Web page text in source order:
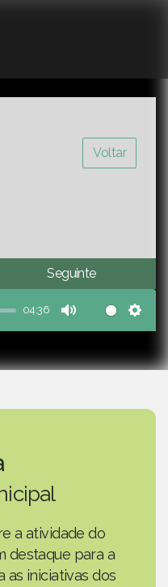
Voltar
Seguinte
04:36
Mute
a atividade do
destaque para a
as iniciativas dos